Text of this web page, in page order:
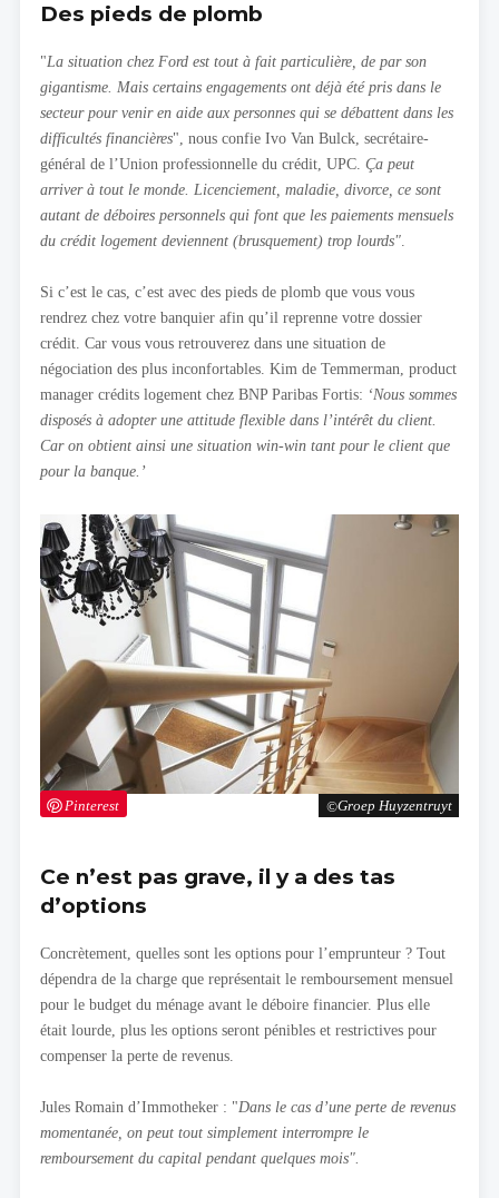
Groep Huyzentruyt
Pinterest
Des pieds de plomb
"La situation chez Ford est tout à fait particulière, de par son
gigantisme. Mais certains engagements ont déjà été pris dans le
secteur pour venir en aide aux personnes qui se débattent dans les
difficultés financières", nous confie Ivo Van Bulck, secrétaire-
général de l’Union professionnelle du crédit, UPC. Ça peut
arriver à tout le monde. Licenciement, maladie, divorce, ce sont
autant de déboires personnels qui font que les paiements mensuels
du crédit logement deviennent (brusquement) trop lourds"
Si c’est le cas, c’est avec des pieds de plomb que vous vous
rendrez chez votre banquier afin qu’il reprenne votre dossier
crédit. Car vous vous retrouverez dans une situation de
négociation des plus inconfortables. Kim de Temmerman, product
manager crédits logement chez BNP Paribas Fortis: ‘Nous sommes
disposés à adopter une attitude flexible dans l’intérêt du client.
Car on obtient ainsi une situation win-win tant pour le client que
pour la banque.’
Ce n’est pas grave, il y a des tas
d’options
Concrètement, quelles sont les options pour l’emprunteur ? Tout
dépendra de la charge que représentait le remboursement mensuel
pour le budget du ménage avant le déboire financier. Plus elle
était lourde, plus les options seront pénibles et restrictives pour
compenser la perte de revenus.
Jules Romain d’Immotheker : "Dans le cas d’une perte de revenus
momentanée, on peut tout simplement interrompre le
remboursement du capital pendant quelques mois".